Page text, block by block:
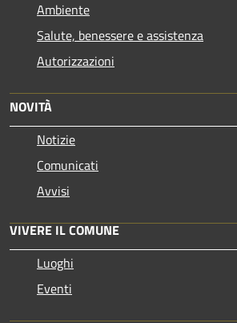
Ambiente
Salute, benessere e assistenza
Autorizzazioni
NOVITÀ
Notizie
Comunicati
Avvisi
VIVERE IL COMUNE
Luoghi
Eventi